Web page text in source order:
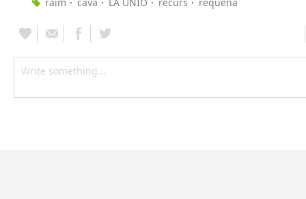
raïm cava LA UNIÓ recurs requena